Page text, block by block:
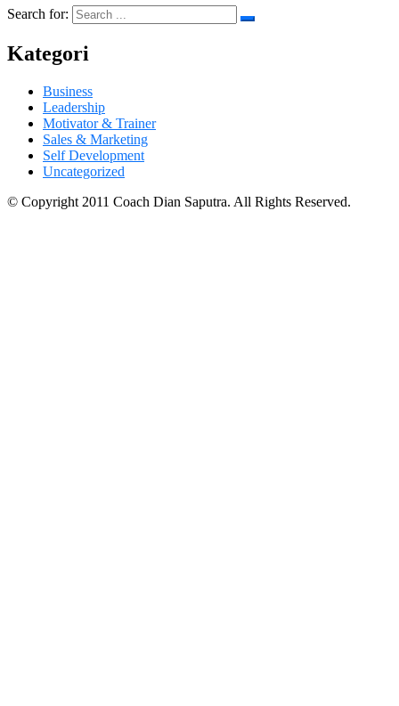
Search for:
Kategori
Business
Leadership
Motivator & Trainer
Sales & Marketing
Self Development
Uncategorized
© Copyright 2011 Coach Dian Saputra. All Rights Reserved.